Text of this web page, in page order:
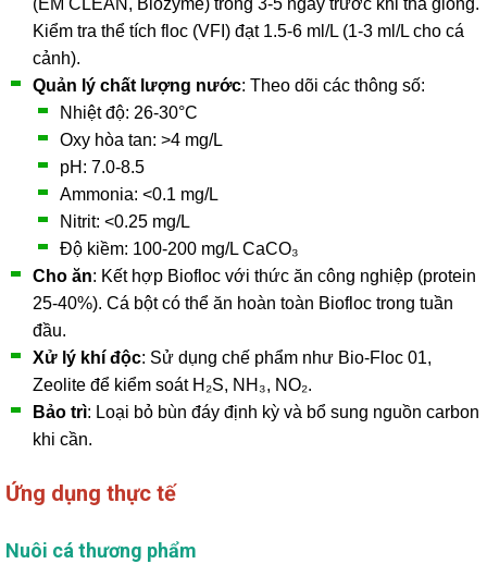
(EM CLEAN, Biozyme) trong 3-5 ngày trước khi thả giống.
Kiểm tra thể tích floc (VFI) đạt 1.5-6 ml/L (1-3 ml/L cho cá
cảnh).
Quản lý chất lượng nước: Theo dõi các thông số:
Nhiệt độ: 26-30°C
Oxy hòa tan: >4 mg/L
pH: 7.0-8.5
Ammonia: <0.1 mg/L
Nitrit: <0.25 mg/L
Độ kiềm: 100-200 mg/L CaCO₃
Cho ăn: Kết hợp Biofloc với thức ăn công nghiệp (protein
25-40%). Cá bột có thể ăn hoàn toàn Biofloc trong tuần
đầu.
Xử lý khí độc: Sử dụng chế phẩm như Bio-Floc 01,
Zeolite để kiểm soát H₂S, NH₃, NO₂.
Bảo trì: Loại bỏ bùn đáy định kỳ và bổ sung nguồn carbon
khi cần.
Ứng dụng thực tế
Nuôi cá thương phẩm